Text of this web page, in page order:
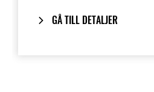
GÅ TILL DETALJER